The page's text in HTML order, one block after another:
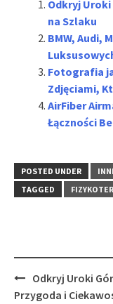
Odkryj
na Szlaku
BMW, Audi,
Fotografia
Zdjęciami,
AirFiber
Łączności
POSTED UNDER
TAGGED
Post
navigation
Odkryj Uroki
Przygoda i